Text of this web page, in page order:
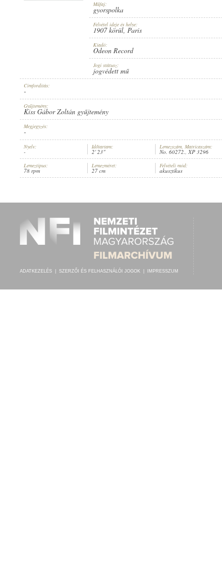
ELŐADÓ: GRAND ORCHESTRE SYMPHONIQUE
LEMEZSZÁM:
Műfaj:
gyorspolka
Felvétel ideje és helye:
1907 körül, Paris
Kiadó:
Odeon Record
Jogi státusz:
jogvédett mű
Címfordítás:
-
Gyűjtemény:
Kiss Gábor Zoltán gyűjtemény
Megjegyzés:
-
Nyelv:
-
Időtartam:
2' 23"
Lemezszám, Matricaszám:
No. 60272., XP 3296
Lemeztípus:
78 rpm
Lemezméret:
27 cm
Felvételi mód:
akusztikus
ADATKEZELÉS SZERZŐI ÉS FELHASZNÁLÓI JOGOK IMPRESSZUM